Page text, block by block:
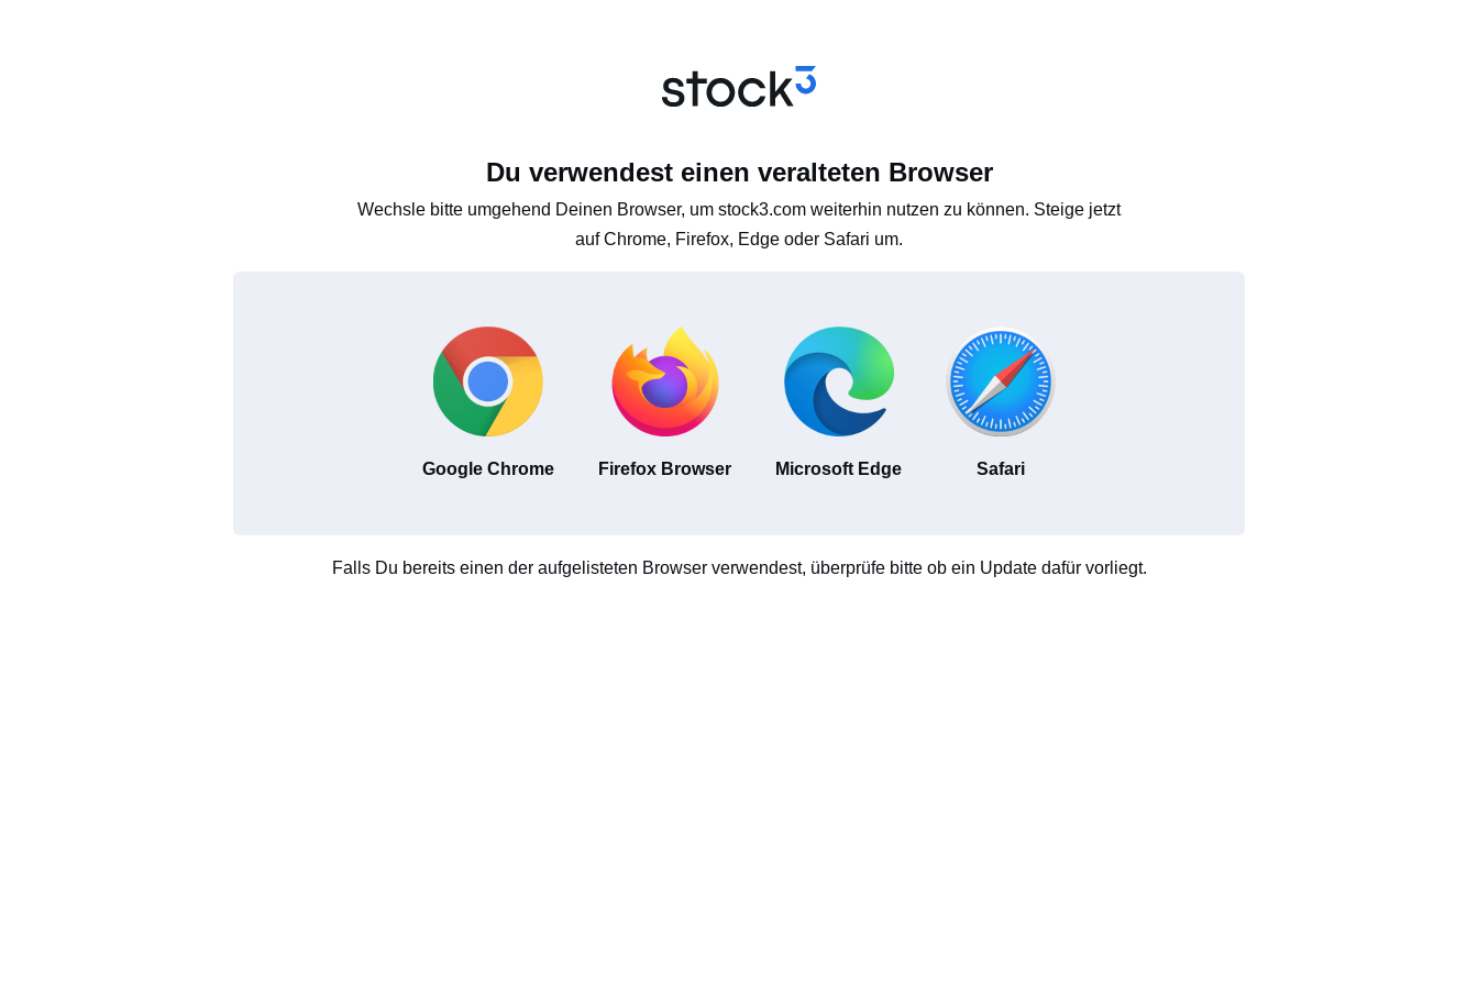
Du verwendest einen veralteten Browser
Wechsle bitte umgehend Deinen Browser, um stock3.com weiterhin nutzen zu können. Steige jetzt
auf Chrome, Firefox, Edge oder Safari um.
Google Chrome Firefox Browser Microsoft Edge Safari
Falls Du bereits einen der aufgelisteten Browser verwendest, überprüfe bitte ob ein Update dafür vorliegt.